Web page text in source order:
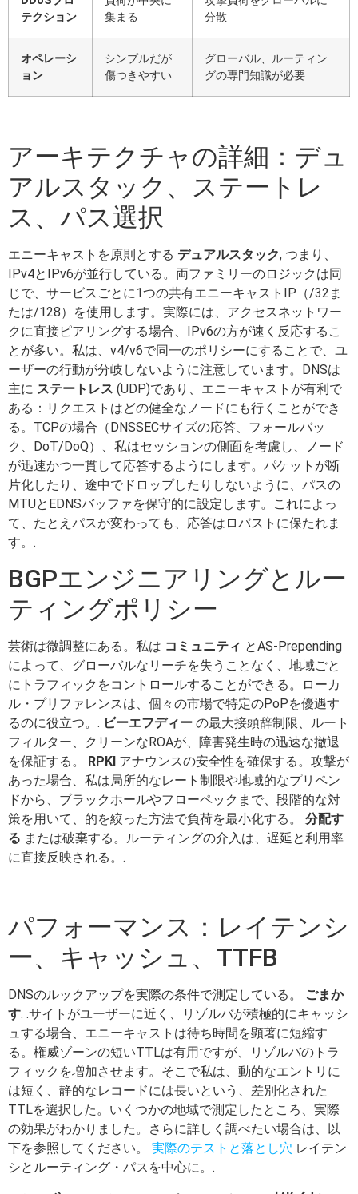
テクション
集まる
分散
オペレーシ
ョン
シンプルだが
傷つきやすい
グローバル、ルーティン
グの専門知識が必要
アーキテクチャの詳細：デュ
アルスタック、ステートレ
ス、パス選択
エニーキャストを原則とする デュアルスタック, つまり、
IPv4とIPv6が並行している。両ファミリーのロジックは同
じで、サービスごとに1つの共有エニーキャストIP（/32ま
たは/128）を使用します。実際には、アクセスネットワー
クに直接ピアリングする場合、IPv6の方が速く反応するこ
とが多い。私は、v4/v6で同一のポリシーにすることで、ユ
ーザーの行動が分岐しないように注意しています。DNSは
主に ステートレス (UDP)であり、エニーキャストが有利で
ある：リクエストはどの健全なノードにも行くことができ
る。TCPの場合（DNSSECサイズの応答、フォールバッ
ク、DoT/DoQ）、私はセッションの側面を考慮し、ノード
が迅速かつ一貫して応答するようにします。パケットが断
片化したり、途中でドロップしたりしないように、パスの
MTUとEDNSバッファを保守的に設定します。これによっ
て、たとえパスが変わっても、応答はロバストに保たれま
す。.
BGPエンジニアリングとルー
ティングポリシー
芸術は微調整にある。私は コミュニティ とAS-Prepending
によって、グローバルなリーチを失うことなく、地域ごと
にトラフィックをコントロールすることができる。ローカ
ル・プリファレンスは、個々の市場で特定のPoPを優遇す
るのに役立つ。. ビーエフディー の最大接頭辞制限、ルート
フィルター、クリーンなROAが、障害発生時の迅速な撤退
を保証する。 RPKI アナウンスの安全性を確保する。攻撃が
あった場合、私は局所的なレート制限や地域的なプリペン
ドから、ブラックホールやフローペックまで、段階的な対
策を用いて、的を絞った方法で負荷を最小化する。 分配す
る または破棄する。ルーティングの介入は、遅延と利用率
に直接反映される。.
パフォーマンス：レイテンシ
ー、キャッシュ、TTFB
DNSのルックアップを実際の条件で測定している。
ごまか
す. .サイトがユーザーに近く、リゾルバが積極的にキャッシ
ュする場合、エニーキャストは待ち時間を顕著に短縮す
る。権威ゾーンの短いTTLは有用ですが、リゾルバのトラ
フィックを増加させます。そこで私は、動的なエントリに
は短く、静的なレコードには長いという、差別化された
TTLを選択した。いくつかの地域で測定したところ、実際
の効果がわかりました。さらに詳しく調べたい場合は、以
下を参照してください。 実際のテストと落とし穴 レイテン
シとルーティング・パスを中心に。.